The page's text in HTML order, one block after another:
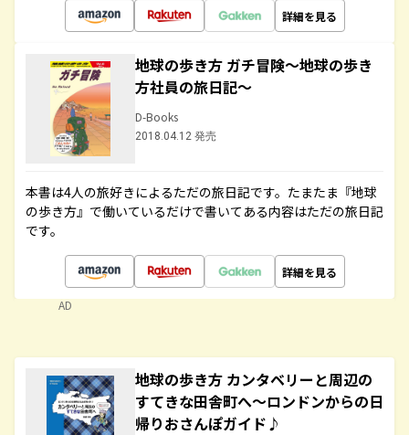
詳細を見る
地球の歩き方 ガチ冒険～地球の歩き
方社員の旅日記～
D-Books
2018.04.12 発売
本書は4人の旅好きによるただの旅日記です。たまたま『地球
の歩き方』で働いているだけで書いてある内容はただの旅日記
です。
詳細を見る
AD
地球の歩き方 カンタベリーと周辺の
すてきな田舎町へ～ロンドンからの日
帰りおさんぽガイド♪